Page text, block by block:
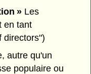
» Les
en tant
directors")
autre qu'un
populaire ou